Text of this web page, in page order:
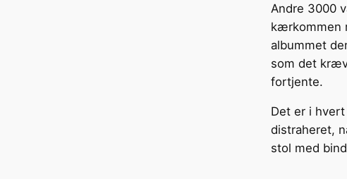
Andre 3000
kærkommen
albummet
som det
fortjente.
Det er i
distraheret,
stol med